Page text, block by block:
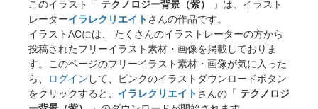
このイラスト「 テクノロジー背景（紫）
」は、イラスト
レーターイラレクリエイトさんの作品です。
イラストACには、 たくさんのイラストレーターの方から
投稿されたフリーイラスト素材・画像を掲載しておりま
す。このページのフリーイラスト素材・画像が気に入った
ら、
ログイン して、ピンクのイラストダウンロードボタン
をクリックすると、 イラレクリエイトさんの「 テクノロジ